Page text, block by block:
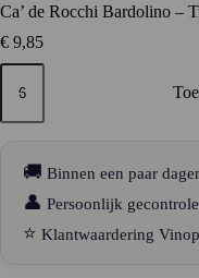
Ca’ de Rocchi Bardolino –
€ 9,85
Ca'
Bardolino
Tinazzi
aantal
🚚 Binnen een paar
👤 Persoonlijk
⭐ Klantwaardering